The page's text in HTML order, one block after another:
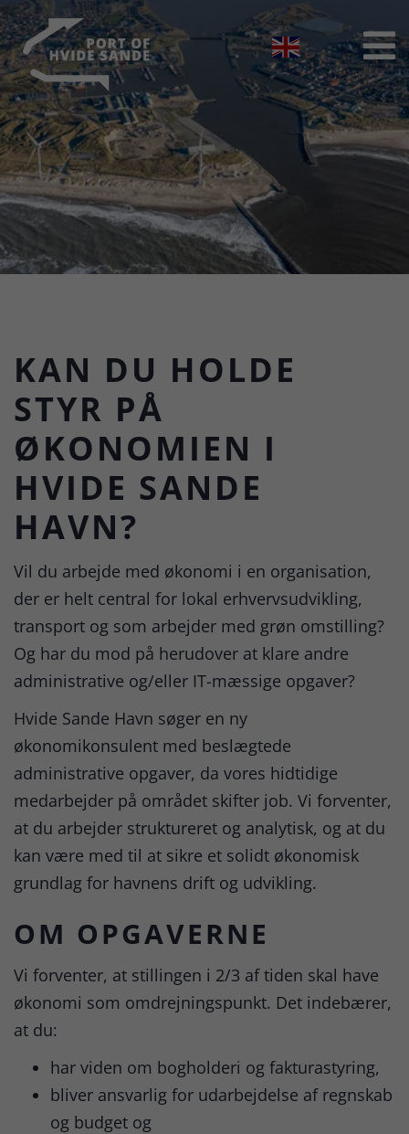

KAN DU HOLDE
STYR PÅ
ØKONOMIEN I
HVIDE SANDE
HAVN?
Vil du arbejde med økonomi i en organisation,
der er helt central for lokal erhvervsudvikling,
transport og som arbejder med grøn omstilling?
Og har du mod på herudover at klare andre
administrative og/eller IT-mæssige opgaver?
Hvide Sande Havn søger en ny
økonomikonsulent med beslægtede
administrative opgaver, da vores hidtidige
medarbejder på området skifter job. Vi forventer,
at du arbejder struktureret og analytisk, og at du
kan være med til at sikre et solidt økonomisk
grundlag for havnens drift og udvikling.
OM OPGAVERNE
Vi forventer, at stillingen i 2/3 af tiden skal have
økonomi som omdrejningspunkt. Det indebærer,
at du:
har viden om bogholderi og fakturastyring,
bliver ansvarlig for udarbejdelse af regnskab
og budget og